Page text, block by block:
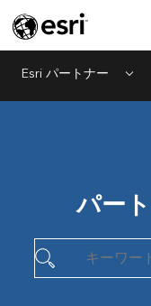
Esri パートナー Menu
パー